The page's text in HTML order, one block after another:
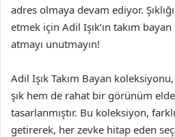
adres olmaya devam ediyor.
etmek için Adil Işık’ın takım
atmayı unutmayın!
Adil Işık Takım Bayan
şık hem de rahat bir görünüm
tasarlanmıştır. Bu koleksiyon,
getirerek, her zevke hitap eden